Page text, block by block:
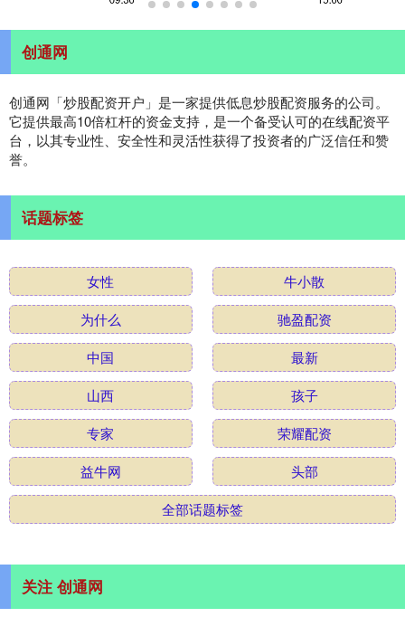
创通网
创通网「炒股配资开户」是一家提供低息炒股配资服务的公司。
它提供最高10倍杠杆的资金支持，是一个备受认可的在线配资平
台，以其专业性、安全性和灵活性获得了投资者的广泛信任和赞
誉。
话题标签
女性
牛小散
为什么
驰盈配资
中国
最新
山西
孩子
专家
荣耀配资
益牛网
头部
全部话题标签
关注 创通网